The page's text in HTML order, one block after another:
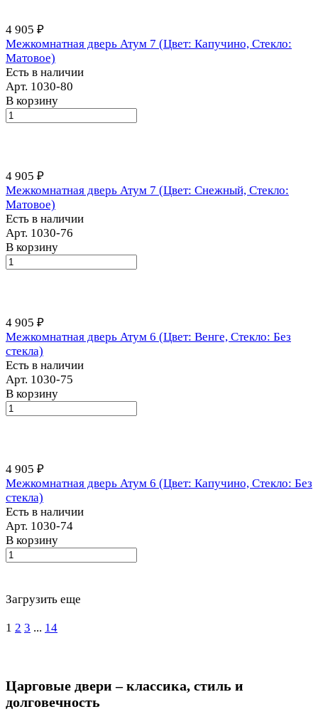
4 905 ₽
Межкомнатная дверь Атум 7 (Цвет: Капучино, Стекло:
Матовое)
Есть в наличии
Арт. 1030-80
В корзину
4 905 ₽
Межкомнатная дверь Атум 7 (Цвет: Снежный, Стекло:
Матовое)
Есть в наличии
Арт. 1030-76
В корзину
4 905 ₽
Межкомнатная дверь Атум 6 (Цвет: Венге, Стекло: Без
стекла)
Есть в наличии
Арт. 1030-75
В корзину
4 905 ₽
Межкомнатная дверь Атум 6 (Цвет: Капучино, Стекло: Без
стекла)
Есть в наличии
Арт. 1030-74
В корзину
Загрузить еще
1 2 3 ... 14
Царговые двери – классика, стиль и
долговечность